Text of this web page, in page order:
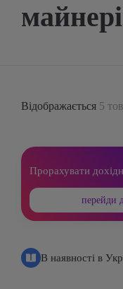
Відображається 5
Прорахувати
перейди
В наявності в